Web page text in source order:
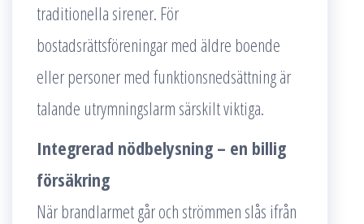
traditionella sirener. För
bostadsrättsföreningar med äldre boende
eller personer med funktionsnedsättning är
talande utrymningslarm särskilt viktiga.
Integrerad nödbelysning – en billig
försäkring
När brandlarmet går och strömmen slås ifrån